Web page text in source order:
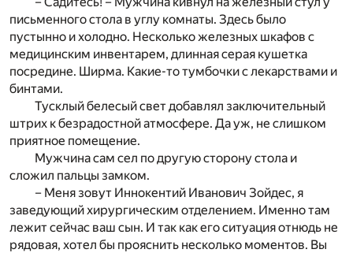
письменного стола в углу комнаты. Здесь было
пустынно и холодно. Несколько железных шкафов с
медицинским инвентарем, длинная серая кушетка
посредине. Ширма. Какие-то тумбочки с лекарствами и
бинтами.
Тусклый белесый свет добавлял заключительный
штрих к безрадостной атмосфере. Да уж, не слишком
приятное помещение.
Мужчина сам сел по другую сторону стола и
сложил пальцы замком.
– Меня зовут Иннокентий Иванович Зойдес, я
заведующий хирургическим отделением. Именно там
лежит сейчас ваш сын. И так как его ситуация отнюдь не
рядовая, хотел бы прояснить несколько моментов. Вы